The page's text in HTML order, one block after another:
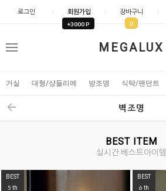
로그인 회원가입
+3000 P
장바구니
0
MEGALUX
메
거실 대형/샹들리에 방조명 식탁/팬던트
벽조명
BEST ITEM
실시간 베스트아이템
BEST